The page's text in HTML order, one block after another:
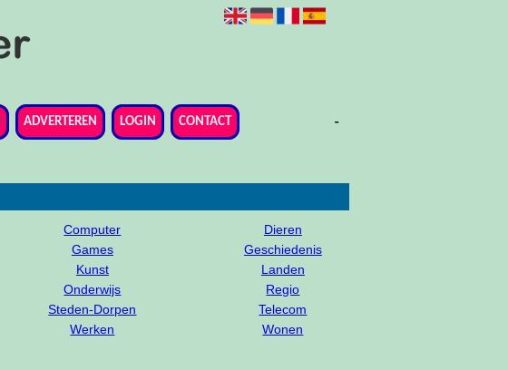
-
-
-
-
-
ADVERTEREN -
LOGIN -
CONTACT
Computer
Dieren
Games
Geschiedenis
Kunst
Landen
Onderwijs
Regio
Steden-Dorpen
Telecom
Werken
Wonen